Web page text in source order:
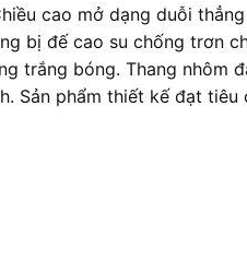
cao mở dạng duỗi
bị đế cao su chống trơn
trắng bóng. Thang nhôm
Sản phẩm thiết kế đạt tiêu